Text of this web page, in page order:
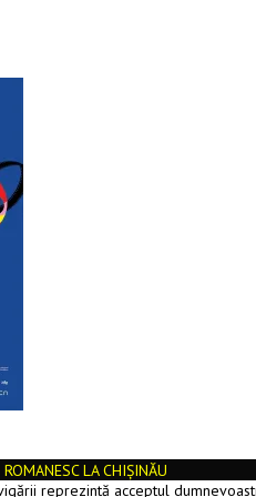
LA CHIȘINĂU
reprezintă acceptul